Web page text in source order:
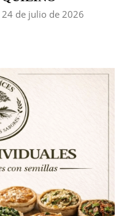
24 de julio de 2026